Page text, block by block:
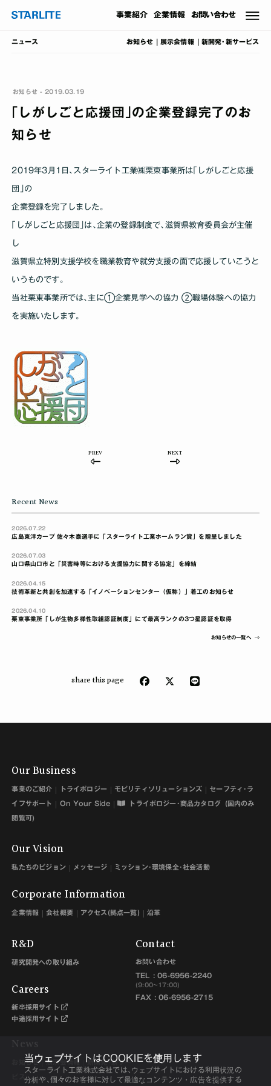
当ウェブサイトはCOOKIEを使用します
スターライト工業株式会社では､ウェブサイトにおける利用状況の
分析や､個々のお客様に対して最適なコンテンツ・広告を提供する
事業紹介 企業情報 お問い合わせ
ニュース お知らせ 展示会情報 新開発･新サービス
お知らせ - 2019.03.19
｢しがしごと応援団｣の企業登録完了のお
知らせ
2019年3月1日､スターライト工業㈱栗東事業所は｢しがしごと応援
団｣の
企業登録を完了しました｡
｢しがしごと応援団｣は､企業の登録制度で､滋賀県教育委員会が主催
し
滋賀県立特別支援学校を職業教育や就労支援の面で応援していこうと
いうものです｡
当社栗東事業所では､主に➀企業見学への協力 ➁職場体験への協力
を実施いたします｡
PREV NEXT
Recent News
2026.07.22
広島東洋カープ 佐々木泰選手に「スターライト工業ホームラン賞」を贈呈しました
2026.07.03
山口県山口市と「災害時等における支援協力に関する協定」を締結
2026.04.15
技術革新と共創を加速する「イノベーションセンター（仮称）」着工のお知らせ
2026.04.10
栗東事業所「しが生物多様性取組認証制度」にて最高ランクの3つ星認証を取得
お知らせの一覧へ
share this page
Our Business
事業のご紹介 トライボロジー モビリティソリューションズ セーフティ･ラ
イフサポート On Your Side トライボロジー･商品カタログ (国内のみ
閲覧可)
Our Vision
私たちのビジョン メッセージ ミッション･環境保全･社会活動
Corporate Information
企業情報 会社概要 アクセス(拠点一覧) 沿革
R&D
研究開発への取り組み
Careers
新卒採用サイト
中途採用サイト
News
お知らせ 展示会情報 新開発･新サー
Contact
お問い合わせ
TEL :06-6956-2240
(9:00~17:00)
FAX : 06-6956-2715